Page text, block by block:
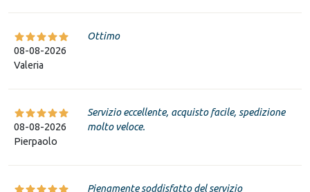
08-08-2026
Valeria
Ottimo
08-08-2026
Pierpaolo
Servizio eccellente, acquisto facile, spedizione
molto veloce.
Pienamente soddisfatto del servizio